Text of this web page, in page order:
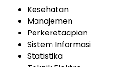
Kesehatan
Manajemen
Perkeretaapian
Sistem Informasi
Statistika